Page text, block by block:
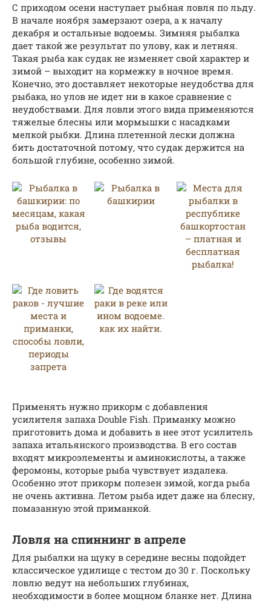
С приходом осени наступает рыбная ловля по льду.
В начале ноября замерзают озера, а к началу
декабря и остальные водоемы. Зимняя рыбалка
дает такой же результат по улову, как и летняя.
Такая рыба как судак не изменяет свой характер и
зимой – выходит на кормежку в ночное время.
Конечно, это доставляет некоторые неудобства для
рыбака, но улов не идет ни в какое сравнение с
неудобствами. Для ловли этого вида применяются
тяжелые блесны или мормышки с насадками
мелкой рыбки. Длина плетенной лески должна
бить достаточной потому, что судак держится на
большой глубине, особенно зимой.
Применять нужно прикорм с добавления
усилителя запаха Double Fish. Приманку можно
приготовить дома и добавить в нее этот усилитель
запаха итальянского производства. В его состав
входят микроэлементы и аминокислоты, а также
феромоны, которые рыба чувствует издалека.
Особенно этот прикорм полезен зимой, когда рыба
не очень активна. Летом рыба идет даже на блесну,
помазанную этой приманкой.
Ловля на спиннинг в апреле
Для рыбалки на щуку в середине весны подойдет
классическое удилище с тестом до 30 г. Поскольку
ловлю ведут на небольших глубинах,
необходимости в более мощном бланке нет. Длина